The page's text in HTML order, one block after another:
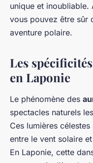
unique et inoubliable.
vous pouvez être sûr
aventure polaire.
Les
en Laponie
Le phénomène des
spectacles naturels
Ces lumières
entre le vent solaire
En Laponie, cette